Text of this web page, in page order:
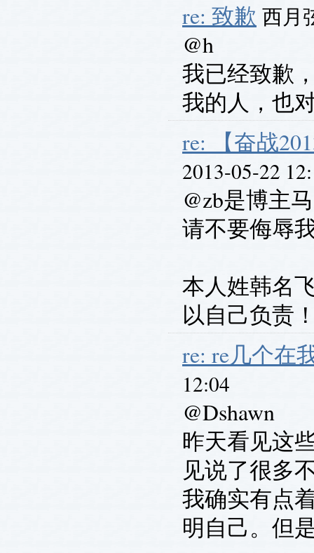
re: 致歉 西月
@h
我已经致歉
我的人，也
re: 【奋战
2013-05-22
@zb是博主
请不要侮辱
本人姓韩名
以自己负责
re: re几个在
12:04
@Dshawn
昨天看见这
见说了很多
我确实有点
明自己。但